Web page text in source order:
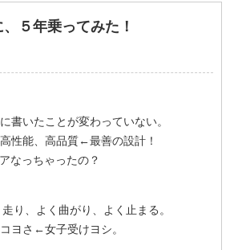
５年乗ってみた！
書いたことが変わっていない。
性能、高品質←最善の設計！
なっちゃったの？
り、よく曲がり、よく止まる。
ヨさ←女子受けヨシ。